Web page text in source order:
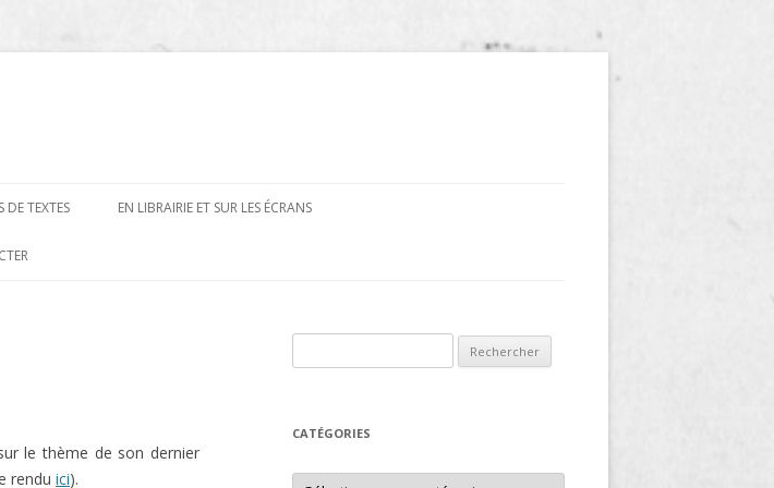
ET
DE TEXTES EN LIBRAIRIE ET SUR LES ÉCRANS
le thème de son dernier
rendu ici).
CATÉGORIES
Catégories